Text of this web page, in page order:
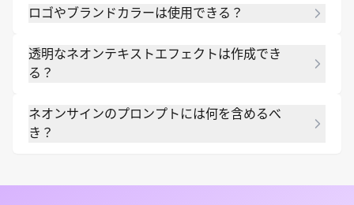
トエフェクト向けに構築されているため、より正確
定できる。
ロゴやブランドカラーは使用できる？
プロードして、オンラインのAIネオンサインメーカ
ーにその周囲にグローエフェクトを作成するよう依
透明なネオンテキストエフェクトは作成でき
る？
（Chat Edit）で背景を削除するか、ポスターや
SNSグラフィック用のクリーンなオーバーレイを準
ネオンサインのプロンプトには何を含めるべ
き？